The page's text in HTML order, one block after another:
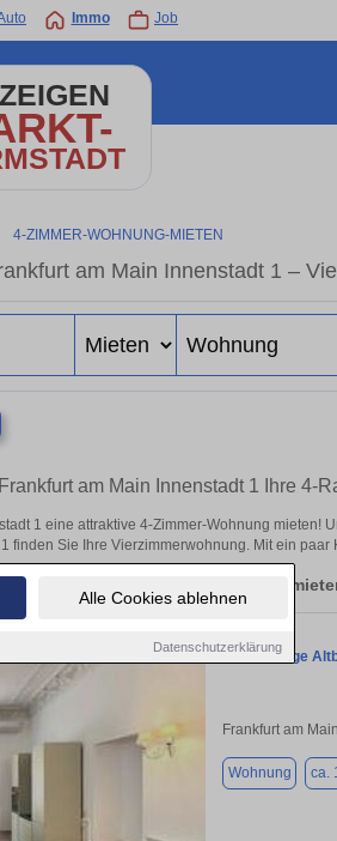
Alle Cookies ablehnen
Datenschutzerklärung
Immo Job
4-ZIMMER-WOHNUNG-MIETEN
am Main Innenstadt 1 –
am Main Innenstadt 1 Ihre 4-
1 eine attraktive 4-Zimmer-Wohnung mieten!
finden Sie Ihre Vierzimmerwohnung. Mit ein
Aktuelle Wohnung zum
Hochwertige
Frankfurt am
Wohnung ca.